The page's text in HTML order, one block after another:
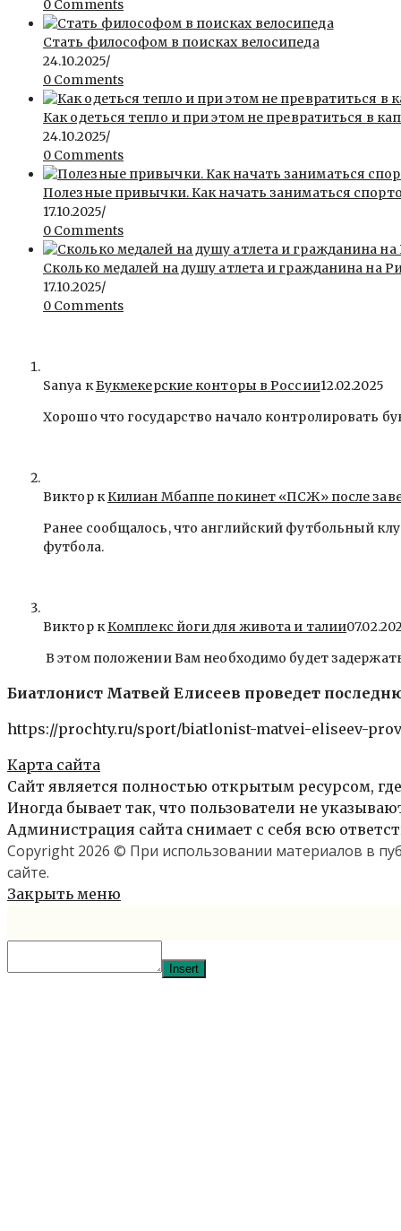
0 Comments
Стать философом в поисках велосипеда
24.10.2025/
0 Comments
Как одеться тепло и при этом не превратиться в
24.10.2025/
0 Comments
Полезные привычки. Как начать заниматься
17.10.2025/
0 Comments
Сколько медалей на душу атлета и гражданина на
17.10.2025/
0 Comments
Sanya кБукмекерские конторы в России12.02.2025
Хорошо что государство начало контролировать
Виктор кКилиан Мбаппе покинет «ПСЖ» после
Ранее сообщалось, что английский футбольный
футбола.
Виктор кКомплекс йоги для живота и талии
В этом положении Вам необходимо будет
Биатлонист Матвей Елисеев проведет
https://prochty.ru/sport/biatlonist-matvei-eliseev-
Карта сайта
Сайт является полностью открытым ресурсом,
Иногда бывает так, что пользователи не
Администрация сайта снимает с себя всю
Copyright 2026 © При использовании материалов в
сайте.
Закрыть меню
Insert